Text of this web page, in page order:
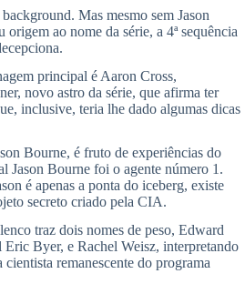
Mas mesmo sem Jason
ao nome da série, a 4ª sequência
principal é Aaron Cross,
novo astro da série, que afirma ter
inclusive, teria lhe dado algumas dicas
Bourne, é fruto de experiências do
Jason Bourne foi o agente número 1.
é apenas a ponta do iceberg, existe
secreto criado pela CIA.
traz dois nomes de peso, Edward
Byer, e Rachel Weisz, interpretando
remanescente do programa